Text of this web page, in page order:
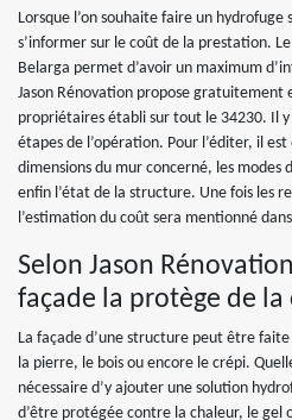
Lorsque l’on souhaite faire un hydrofuge
s’informer sur le coût de la prestation.
Belarga permet d’avoir un maximum
Jason Rénovation propose gratuitement
propriétaires établi sur tout le 34230. Il y
étapes de l’opération. Pour l’éditer, il
dimensions du mur concerné, les modes
enfin l’état de la structure. Une fois les
l’estimation du coût sera mentionné
Selon Jason
façade la protège de la
La façade d’une structure peut être
la pierre, le bois ou encore le crépi.
nécessaire d’y ajouter une solution
d’être protégée contre la chaleur, le gel